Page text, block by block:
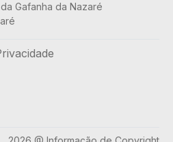
Gafanha da Nazaré